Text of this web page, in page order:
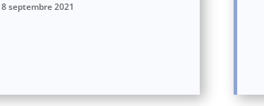
8 septembre 2021